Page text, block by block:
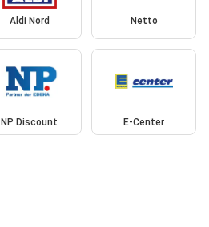
Aldi Nord Netto
NP Discount E-Center